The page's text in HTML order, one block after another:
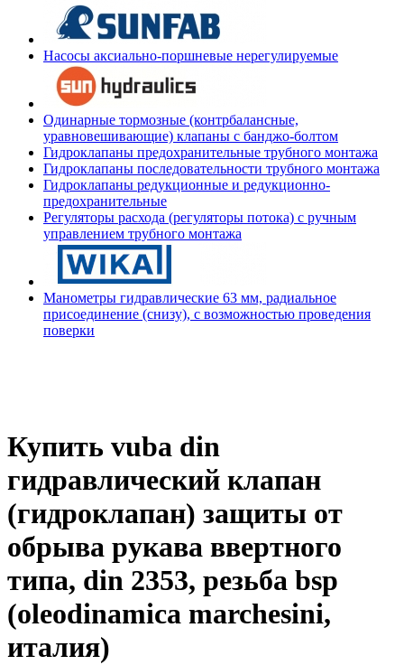
Насосы аксиально-поршневые нерегулируемые
Одинарные тормозные (контрбалансные,
уравновешивающие) клапаны с банджо-болтом
Гидроклапаны предохранительные трубного монтажа
Гидроклапаны последовательности трубного монтажа
Гидроклапаны редукционные и редукционно-
предохранительные
Регуляторы расхода (регуляторы потока) с ручным
управлением трубного монтажа
Манометры гидравлические 63 мм, радиальное
присоединение (снизу), с возможностью проведения
поверки
Купить vuba din
гидравлический клапан
(гидроклапан) защиты от
обрыва рукава ввертного
типа, din 2353, резьба bsp
(oleodinamica marchesini,
италия)